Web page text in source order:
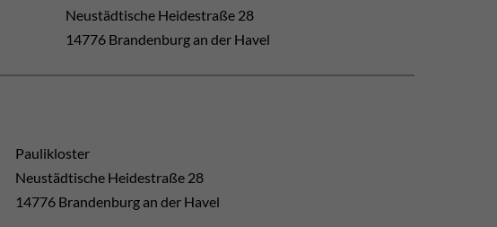
Neustädtische Heidestraße 28
14776 Brandenburg an der Havel
Paulikloster
Neustädtische Heidestraße 28
14776 Brandenburg an der Havel